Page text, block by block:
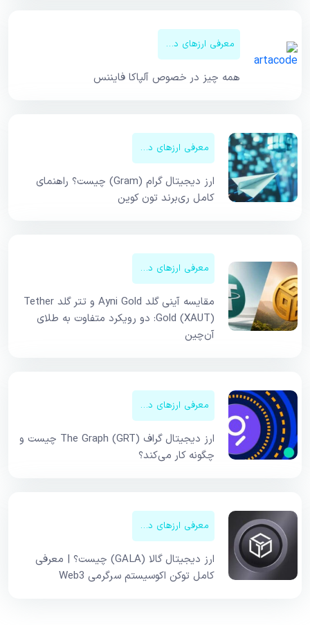
معرفی ارزهای دیجیتال
همه چیز در خصوص آلپاکا فایننس
معرفی ارزهای دیجیتال
ارز دیجیتال گرام (Gram) چیست؟ راهنمای
کامل ری‌برند تون کوین
معرفی ارزهای دیجیتال
مقایسه آینی گلد Ayni Gold و تتر گلد Tether
Gold (XAUT): دو رویکرد متفاوت به طلای
آن‌چین
معرفی ارزهای دیجیتال
ارز دیجیتال گراف The Graph (GRT) چیست و
چگونه کار می‌کند؟
معرفی ارزهای دیجیتال
ارز دیجیتال گالا (GALA) چیست؟ | معرفی
کامل توکن اکوسیستم سرگرمی Web3